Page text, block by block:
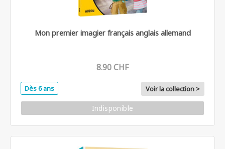
Mon premier imagier français anglais allemand
8.90 CHF
Dès 6 ans Voir la collection >
Indisponible